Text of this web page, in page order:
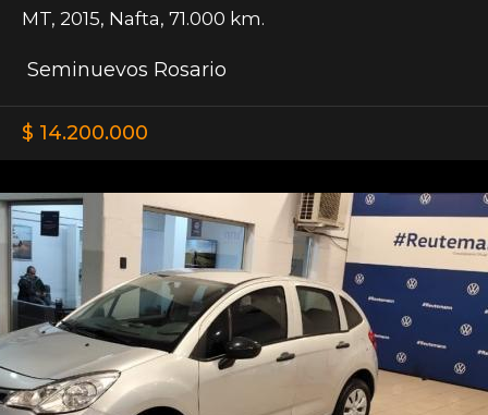
MT, 2015, Nafta, 71.000 km.
Seminuevos Rosario
$ 14.200.000